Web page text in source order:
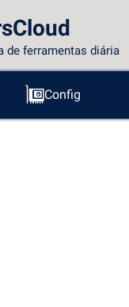
de ferramentas diária
Você não
Acesso ao
Config
BSOD